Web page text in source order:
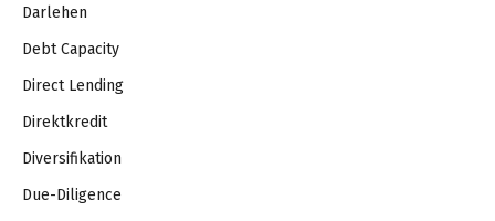
Darlehen
Debt Capacity
Direct Lending
Direktkredit
Diversifikation
Due-Diligence